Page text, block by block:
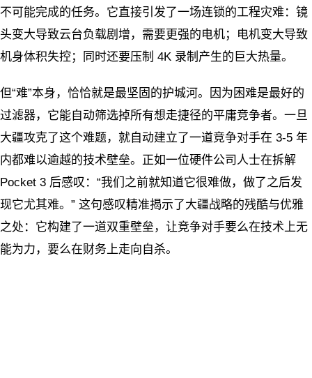
不可能完成的任务。它直接引发了一场连锁的工程灾难：镜
头变大导致云台负载剧增，需要更强的电机；电机变大导致
机身体积失控；同时还要压制 4K 录制产生的巨大热量。
但“难”本身，恰恰就是最坚固的护城河。因为困难是最好的
过滤器，它能自动筛选掉所有想走捷径的平庸竞争者。一旦
大疆攻克了这个难题，就自动建立了一道竞争对手在 3-5 年
内都难以逾越的技术壁垒。正如一位硬件公司人士在拆解
Pocket 3 后感叹：“我们之前就知道它很难做，做了之后发
现它尤其难。” 这句感叹精准揭示了大疆战略的残酷与优雅
之处：它构建了一道双重壁垒，让竞争对手要么在技术上无
能为力，要么在财务上走向自杀。